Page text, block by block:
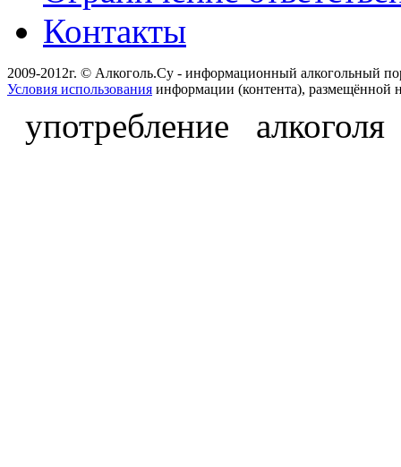
Контакты
2009-2012г. © Алкоголь.Су - информационный алкогольный
Условия использования информации (контента), размещённой
употребление